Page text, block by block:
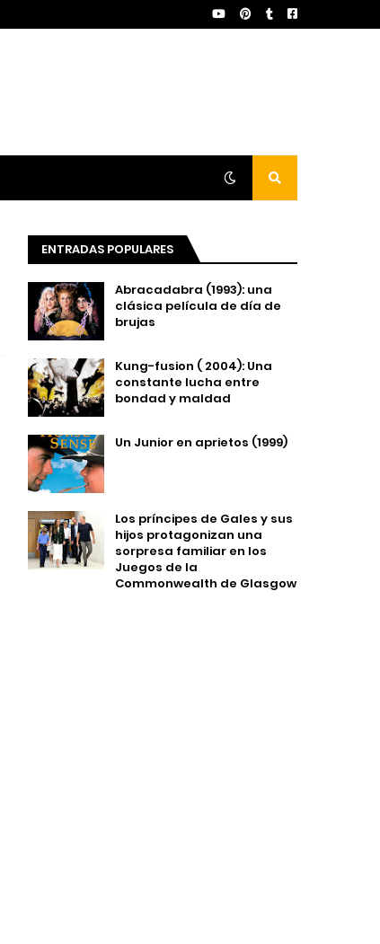
ENTRADAS POPULARES
Abracadabra (1993): una
clásica película de día de
brujas
Kung-fusion ( 2004): Una
constante lucha entre
bondad y maldad
Un Junior en aprietos (1999)
Los príncipes de Gales y sus
hijos protagonizan una
sorpresa familiar en los
Juegos de la
Commonwealth de Glasgow